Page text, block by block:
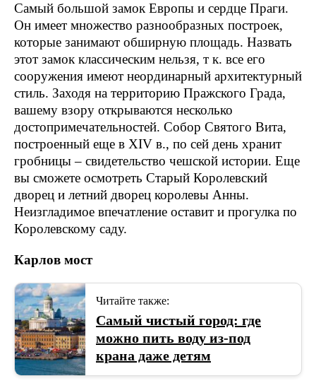
Самый большой замок Европы и сердце Праги.
Он имеет множество разнообразных построек,
которые занимают обширную площадь. Назвать
этот замок классическим нельзя, т к. все его
сооружения имеют неординарный архитектурный
стиль. Заходя на территорию Пражского Града,
вашему взору открываются несколько
достопримечательностей. Собор Святого Вита,
построенный еще в XIV в., по сей день хранит
гробницы – свидетельство чешской истории. Еще
вы сможете осмотреть Старый Королевский
дворец и летний дворец королевы Анны.
Неизгладимое впечатление оставит и прогулка по
Королевскому саду.
Карлов мост
Читайте также:
Самый чистый город: где
можно пить воду из-под
крана даже детям